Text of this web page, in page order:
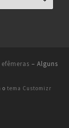
– Alguns
o tema Customizr